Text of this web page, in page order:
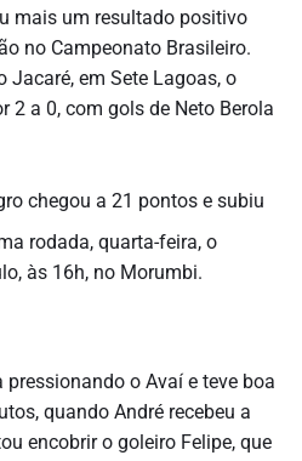
mais um resultado positivo
no Campeonato Brasileiro.
Jacaré, em Sete Lagoas, o
2 a 0, com gols de Neto Berola
chegou a 21 pontos e subiu
rodada, quarta-feira, o
às 16h, no Morumbi.
o Avaí e teve boa
quando André recebeu a
encobrir o goleiro Felipe, que